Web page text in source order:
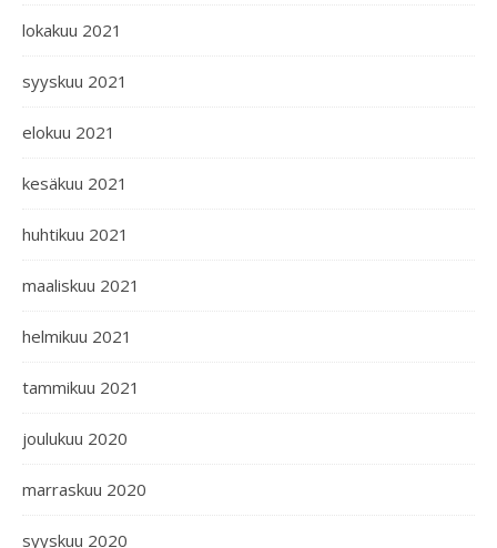
lokakuu 2021
syyskuu 2021
elokuu 2021
kesäkuu 2021
huhtikuu 2021
maaliskuu 2021
helmikuu 2021
tammikuu 2021
joulukuu 2020
marraskuu 2020
syyskuu 2020